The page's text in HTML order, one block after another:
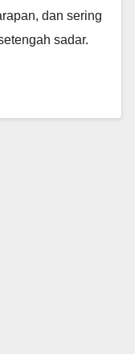
dan sering
sadar.